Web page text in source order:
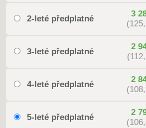
2-leté předplatné
3
3-leté předplatné
2
4-leté předplatné
2
5-leté předplatné
2